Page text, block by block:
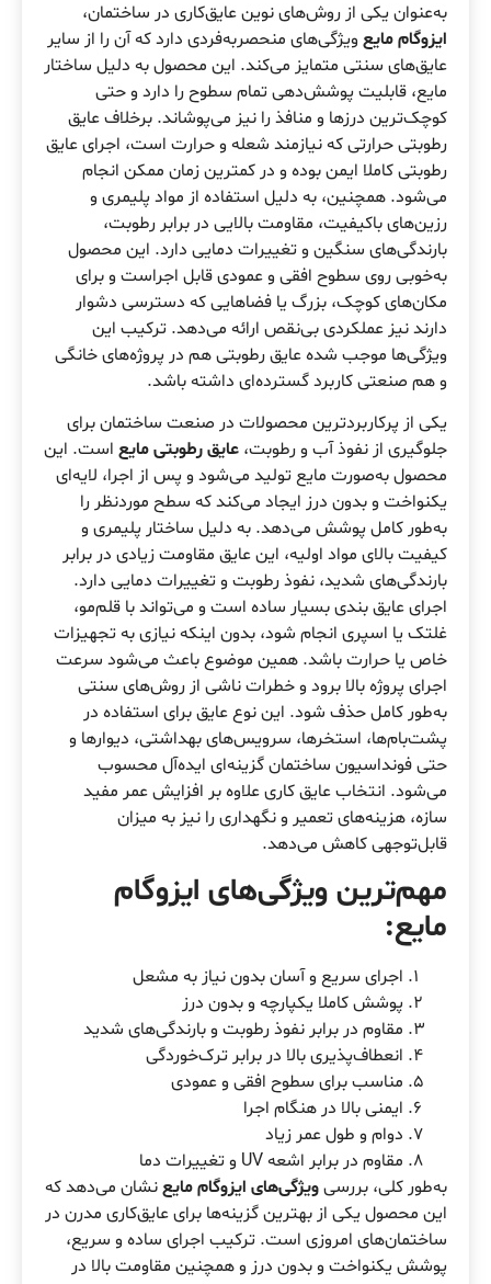
به‌عنوان یکی از روش‌های نوین عایق‌کاری در ساختمان،
ایزوگام مایع ویژگی‌های منحصر‌به‌فردی دارد که آن را از سایر
عایق‌های سنتی متمایز می‌کند. این محصول به دلیل ساختار
مایع، قابلیت پوشش‌دهی تمام سطوح را دارد و حتی
کوچک‌ترین درزها و منافذ را نیز می‌پوشاند. برخلاف عایق
رطوبتی حرارتی که نیازمند شعله و حرارت است، اجرای عایق
رطوبتی کاملا ایمن بوده و در کمترین زمان ممکن انجام
می‌شود. همچنین، به دلیل استفاده از مواد پلیمری و
رزین‌های باکیفیت، مقاومت بالایی در برابر رطوبت،
بارندگی‌های سنگین و تغییرات دمایی دارد. این محصول
به‌خوبی روی سطوح افقی و عمودی قابل اجراست و برای
مکان‌های کوچک، بزرگ یا فضاهایی که دسترسی دشوار
دارند نیز عملکردی بی‌نقص ارائه می‌دهد. ترکیب این
ویژگی‌ها موجب شده عایق رطوبتی هم در پروژه‌های خانگی
و هم صنعتی کاربرد گسترده‌ای داشته باشد.
یکی از پرکاربردترین محصولات در صنعت ساختمان برای
جلوگیری از نفوذ آب و رطوبت، عایق رطوبتی مایع است. این
محصول به‌صورت مایع تولید می‌شود و پس از اجرا، لایه‌ای
یکنواخت و بدون درز ایجاد می‌کند که سطح موردنظر را
به‌طور کامل پوشش می‌دهد. به دلیل ساختار پلیمری و
کیفیت بالای مواد اولیه، این عایق مقاومت زیادی در برابر
بارندگی‌های شدید، نفوذ رطوبت و تغییرات دمایی دارد.
اجرای عایق بندی بسیار ساده است و می‌تواند با قلم‌مو،
غلتک یا اسپری انجام شود، بدون اینکه نیازی به تجهیزات
خاص یا حرارت باشد. همین موضوع باعث می‌شود سرعت
اجرای پروژه بالا برود و خطرات ناشی از روش‌های سنتی
به‌طور کامل حذف شود. این نوع عایق برای استفاده در
پشت‌بام‌ها، استخرها، سرویس‌های بهداشتی، دیوارها و
حتی فونداسیون ساختمان گزینه‌ای ایده‌آل محسوب
می‌شود. انتخاب عایق کاری علاوه بر افزایش عمر مفید
سازه، هزینه‌های تعمیر و نگهداری را نیز به میزان
قابل‌توجهی کاهش می‌دهد.
مهم‌ترین ویژگی‌های ایزوگام
مایع:
اجرای سریع و آسان بدون نیاز به مشعل
پوشش کاملا یکپارچه و بدون درز
مقاوم در برابر نفوذ رطوبت و بارندگی‌های شدید
انعطاف‌پذیری بالا در برابر ترک‌خوردگی
مناسب برای سطوح افقی و عمودی
ایمنی بالا در هنگام اجرا
دوام و طول عمر زیاد
مقاوم در برابر اشعه UV و تغییرات دما
به‌طور کلی، بررسیویژگی‌های ایزوگام مایعنشان می‌دهد که
این محصول یکی از بهترین گزینه‌ها برای عایق‌کاری مدرن در
ساختمان‌های امروزی است. ترکیب اجرای ساده و سریع،
پوشش یکنواخت و بدون درز و همچنین مقاومت بالا در